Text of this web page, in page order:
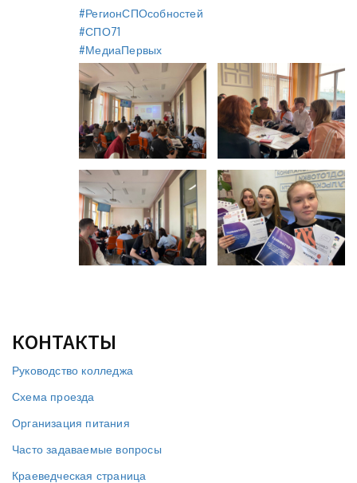
#РегионСПОсобностей
#СПО71
#МедиаПервых
КОНТАКТЫ
Руководство колледжа
Схема проезда
Организация питания
Часто задаваемые вопросы
Краеведческая страница